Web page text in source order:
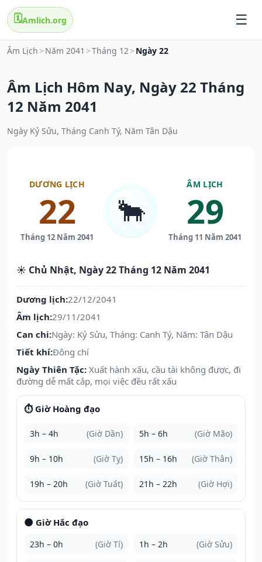
🗓️Amlich.org
Âm Lịch > Năm 2041 >Tháng 12> Ngày 22
Âm Lịch Hôm Nay, Ngày 22 Tháng
12 Năm 2041
Ngày Kỷ Sửu, Tháng Canh Tý, Năm Tân Dậu
DƯƠNG LỊCH
22
Tháng 12 Năm 2041
🐂
ÂM LỊCH
29
Tháng 11 Năm 2041
☀️ Chủ Nhật, Ngày 22 Tháng 12 Năm 2041
Dương lịch:22/12/2041
Âm lịch:29/11/2041
Can chi:Ngày: Kỷ Sửu, Tháng: Canh Tý, Năm: Tân Dậu
Tiết khí:Đông chí
Ngày Thiên Tặc: Xuất hành xấu, cầu tài không được, đi
đường dễ mất cắp, mọi việc đều rất xấu
⏱️ Giờ Hoàng đạo
3h – 4h (Giờ Dần) 5h – 6h (Giờ Mão)
9h – 10h (Giờ Tỵ) 15h – 16h (Giờ Thân)
19h – 20h (Giờ Tuất) 21h – 22h (Giờ Hợi)
🌑 Giờ Hắc đạo
23h – 0h (Giờ Tí) 1h – 2h (Giờ Sửu)